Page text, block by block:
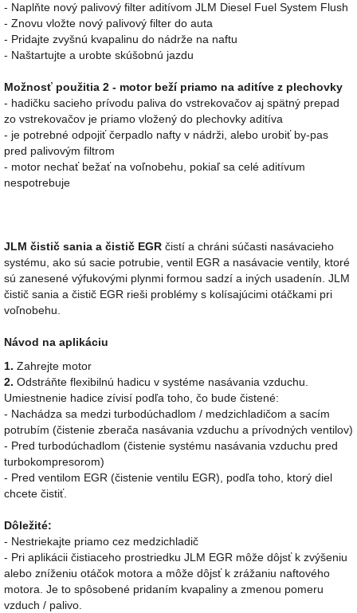
- Naplňte nový palivový filter aditívom JLM Diesel Fuel System Flush
- Znovu vložte nový palivový filter do auta
- Pridajte zvyšnú kvapalinu do nádrže na naftu
- Naštartujte a urobte skúšobnú jazdu
Možnosť použitia 2 - motor beží priamo na aditíve z plechovky
- hadičku sacieho prívodu paliva do vstrekovačov aj spätný prepad
zo vstrekovačov je priamo vložený do plechovky aditíva
- je potrebné odpojiť čerpadlo nafty v nádrži, alebo urobiť by-pas
pred palivovým filtrom
- motor nechať bežať na voľnobehu, pokiaľ sa celé aditívum
nespotrebuje
JLM čistič sania a čistič EGR čistí a chráni súčasti nasávacieho
systému, ako sú sacie potrubie, ventil EGR a nasávacie ventily, ktoré
sú zanesené výfukovými plynmi formou sadzí a iných usadenín. JLM
čistič sania a čistič EGR rieši problémy s kolísajúcimi otáčkami pri
voľnobehu.
Návod na aplikáciu
1. Zahrejte motor
2. Odstráňte flexibilnú hadicu v systéme nasávania vzduchu.
Umiestnenie hadice zívisí podľa toho, čo bude čistené:
- Nachádza sa medzi turbodúchadlom / medzichladičom a sacím
potrubím (čistenie zberača nasávania vzduchu a prívodných ventilov)
- Pred turbodúchadlom (čistenie systému nasávania vzduchu pred
turbokompresorom)
- Pred ventilom EGR (čistenie ventilu EGR), podľa toho, ktorý diel
chcete čistiť.
Dôležité:
- Nestriekajte priamo cez medzichladič
- Pri aplikácii čistiaceho prostriedku JLM EGR môže dôjsť k zvýšeniu
alebo zníženiu otáčok motora a môže dôjsť k zrážaniu naftového
motora. Je to spôsobené pridaním kvapaliny a zmenou pomeru
vzduch / palivo.